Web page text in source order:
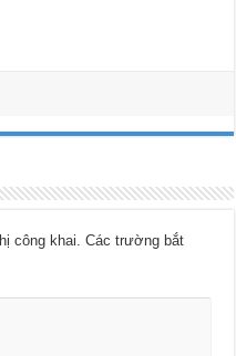
công khai. Các trường bắt